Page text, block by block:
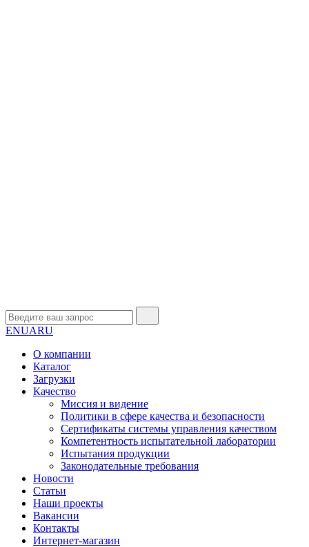
ENUARU
О компании
Каталог
Загрузки
Качество
Миссия и видение
Политики в сфере качества и безопасности
Сертификаты системы управления качеством
Компетентность испытательной лаборатории
Испытания продукции
Законодательные требования
Новости
Статьи
Наши проекты
Вакансии
Контакты
Интернет-магазин